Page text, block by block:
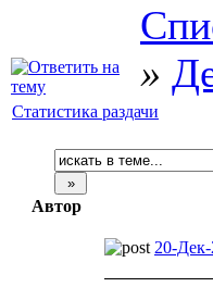
»
Статистика раздачи
Автор
20-